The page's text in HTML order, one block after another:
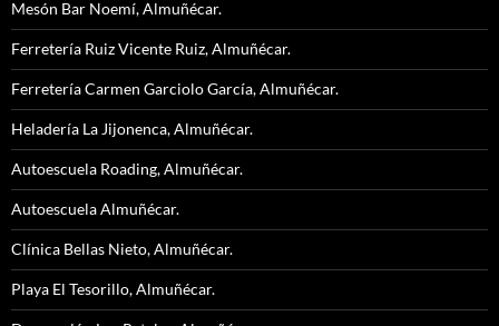
Mesón Bar Noemí, Almuñécar.
Ferretería Ruiz Vicente Ruiz, Almuñécar.
Ferretería Carmen Garciolo García, Almuñécar.
Heladería La Jijonenca, Almuñécar.
Autoescuela Roading, Almuñécar.
Autoescuela Almuñécar.
Clínica Bellas Nieto, Almuñécar.
Playa El Tesorillo, Almuñécar.